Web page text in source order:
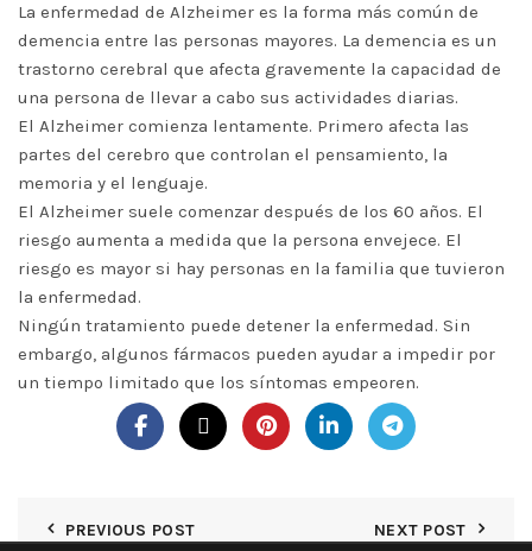
La enfermedad de Alzheimer es la forma más común de
demencia entre las personas mayores. La demencia es un
trastorno cerebral que afecta gravemente la capacidad de
una persona de llevar a cabo sus actividades diarias.
El Alzheimer comienza lentamente. Primero afecta las
partes del cerebro que controlan el pensamiento, la
memoria y el lenguaje.
El Alzheimer suele comenzar después de los 60 años. El
riesgo aumenta a medida que la persona envejece. El
riesgo es mayor si hay personas en la familia que tuvieron
la enfermedad.
Ningún tratamiento puede detener la enfermedad. Sin
embargo, algunos fármacos pueden ayudar a impedir por
un tiempo limitado que los síntomas empeoren.
PREVIOUS POST NEXT POST